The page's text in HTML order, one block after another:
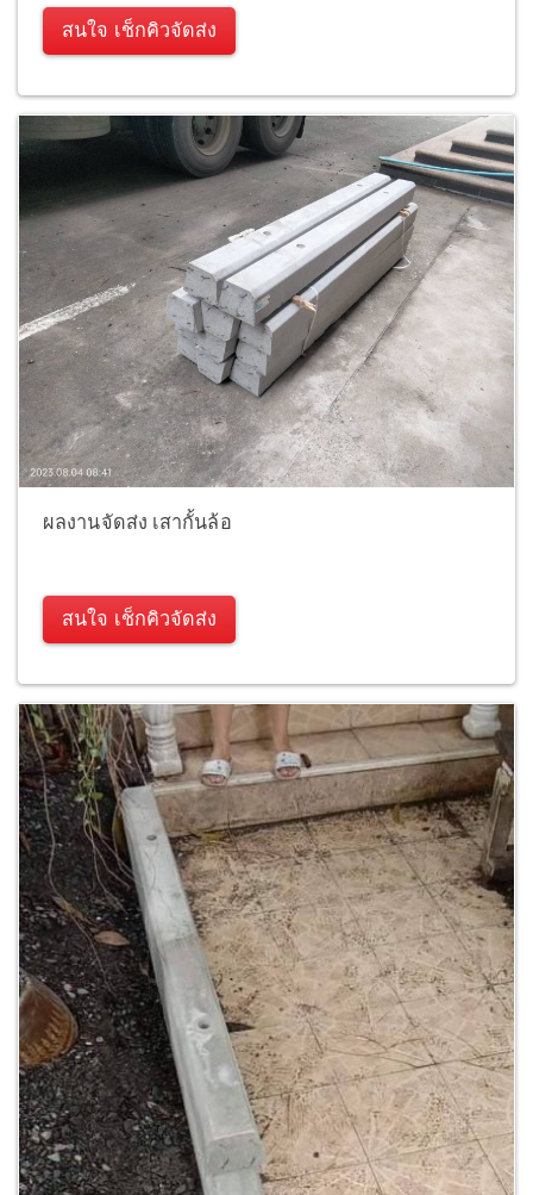
สนใจ เช็กคิวจัดส่ง
ผลงานจัดส่ง เสากั้นล้อ
สนใจ เช็กคิวจัดส่ง